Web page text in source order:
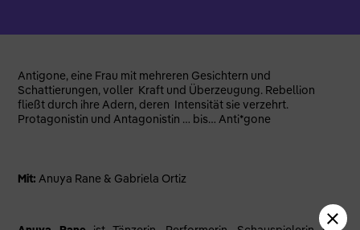
Antigone, eine Frau mit mehreren Gesichtern und
Schattierungen, voller Kraft und Überzeugung. Rebellion
fließt durch ihre Adern, deren Intensität sie verzehrt.
Protagonistin und Antagonistin … bis… Anti*gone
Mit: Anuya Rane & Gabriela Ortiz